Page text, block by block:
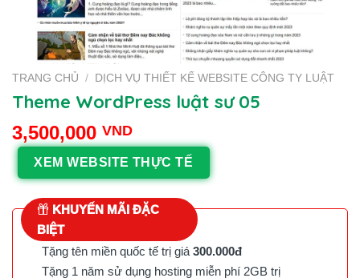
TRANG CHỦ / DỊCH VỤ THIẾT KẾ WEBSITE CÔNG TY LUẬT
Theme WordPress luật sư 05
3,500,000 VND
XEM WEBSITE THỰC TẾ
KHUYẾN MÃI ĐẶC
BIỆT
Tặng tên miền quốc tế trị giá 300.000đ
Tặng 1 năm sử dụng hosting miễn phí 2GB trị